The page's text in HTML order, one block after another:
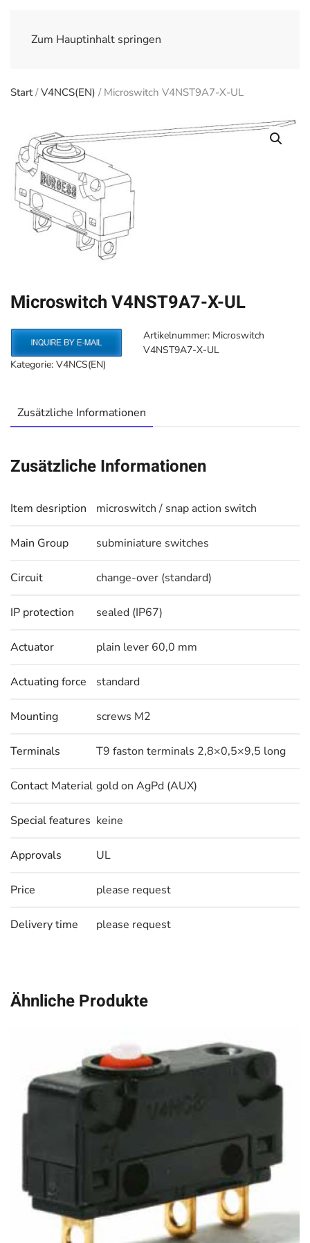
Zum Hauptinhalt springen
Start/V4NCS(EN) / Microswitch V4NST9A7-X-UL
Microswitch V4NST9A7-X-UL
Artikelnummer: Microswitch
V4NST9A7-X-UL
Kategorie: V4NCS(EN)
Zusätzliche Informationen
Zusätzliche Informationen
Item desription microswitch / snap action switch
Main Group subminiature switches
Circuit change-over (standard)
IP protection sealed (IP67)
Actuator plain lever 60,0 mm
Actuating force standard
Mounting screws M2
Terminals T9 faston terminals 2,8×0,5×9,5 long
Contact Material gold on AgPd (AUX)
Special features keine
Approvals UL
Price please request
Delivery time please request
Ähnliche Produkte